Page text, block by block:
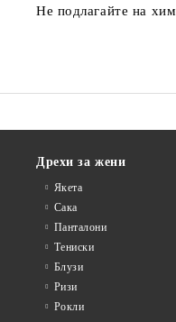
Не подлагайте на
Дрехи за жени
Якета
Сакa
Панталони
Тениски
Блузи
Ризи
Рокли